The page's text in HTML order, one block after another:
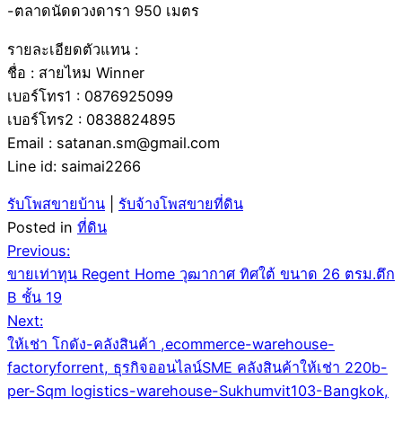
-ตลาดนัดดวงดารา 950 เมตร
รายละเอียดตัวแทน :
ชื่อ : สายไหม Winner
เบอร์โทร1 : 0876925099
เบอร์โทร2 : 0838824895
Email : satanan.sm@gmail.com
Line id: saimai2266
รับโพสขายบ้าน
รับจ้างโพสขายที่ดิน
Posted in ที่ดิน
Post
navigation
Previous:
ขายเท่าทุน Regent Home วุฒากาศ ทิศใต้ ขนาด 26 ตรม.ตึก
B ชั้น 19
Next:
ให้เช่า โกดัง-คลังสินค้า ,ecommerce-warehouse-
factoryforrent, ธุรกิจออนไลน์SME คลังสินค้าให้เช่า 220b-
per-Sqm logistics-warehouse-Sukhumvit103-Bangkok,